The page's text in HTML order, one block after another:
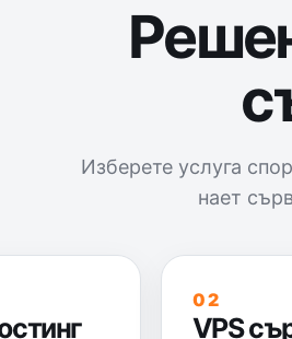
Изберете услуга
нает
02
VPS